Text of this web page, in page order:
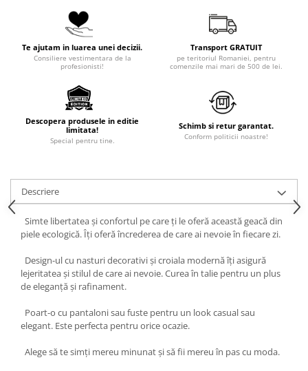
Te ajutam in luarea unei decizii.
Consiliere vestimentara de la
profesionisti!
Transport GRATUIT
pe teritoriul Romaniei, pentru
comenzile mai mari de 500 de lei.
Descopera produsele in editie
limitata!
Special pentru tine.
Schimb si retur garantat.
Conform politicii noastre!
Descriere
Simte libertatea și confortul pe care ți le oferă această geacă din
piele ecologică. Îți oferă încrederea de care ai nevoie în fiecare zi.
Design-ul cu nasturi decorativi și croiala modernă îți asigură
lejeritatea și stilul de care ai nevoie. Curea în talie pentru un plus
de eleganță și rafinament.
Poart-o cu pantaloni sau fuste pentru un look casual sau
elegant. Este perfecta pentru orice ocazie.
Alege să te simți mereu minunat și să fii mereu în pas cu moda.